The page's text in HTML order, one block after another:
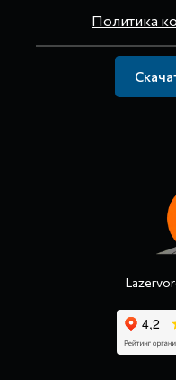
Политика